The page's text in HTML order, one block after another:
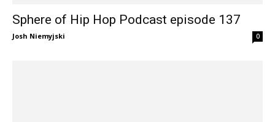
Sphere of Hip Hop Podcast episode 137
Josh Niemyjski 0